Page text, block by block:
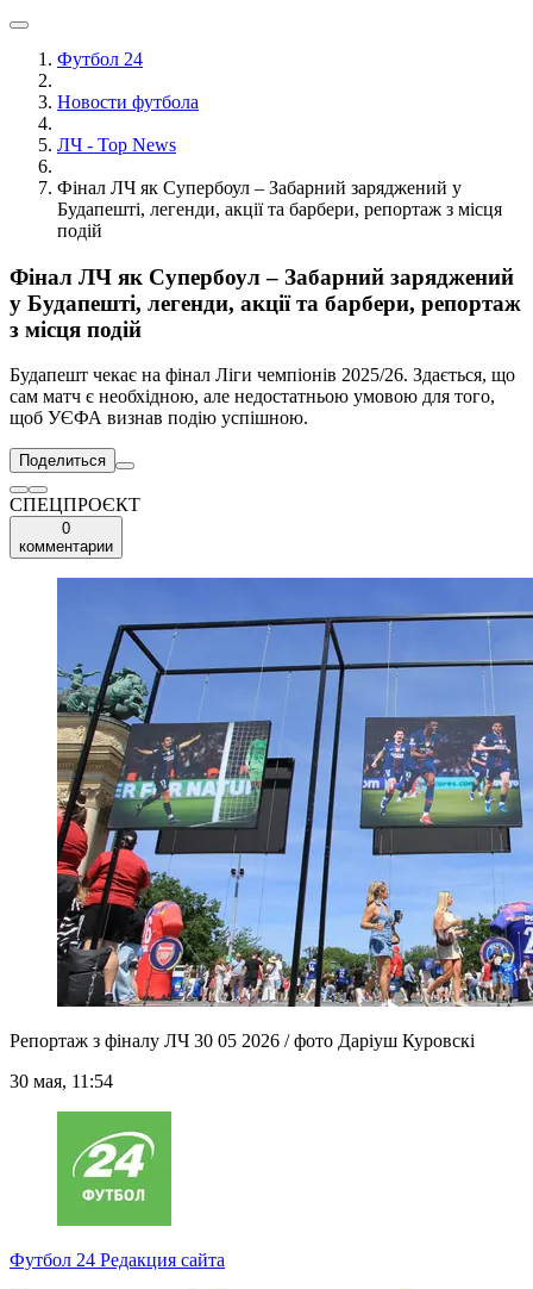
Футбол 24
Новости футбола
ЛЧ - Top News
Фінал ЛЧ як Супербоул – Забарний заряджений у
Будапешті, легенди, акції та барбери, репортаж з місця
подій
Фінал ЛЧ як Супербоул – Забарний заряджений
у Будапешті, легенди, акції та барбери, репортаж
з місця подій
Будапешт чекає на фінал Ліги чемпіонів 2025/26. Здається, що
сам матч є необхідною, але недостатньою умовою для того,
щоб УЄФА визнав подію успішною.
Поделиться
СПЕЦПРОЄКТ
0
комментарии
Репортаж з фіналу ЛЧ 30 05 2026 / фото Даріуш Куровскі
30 мая, 11:54
Футбол 24 Редакция сайта